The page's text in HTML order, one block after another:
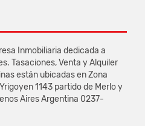
Inmobiliaria dedicada a
Tasaciones, Venta y Alquiler
están ubicadas en Zona
1143 partido de Merlo y
Aires Argentina 0237-